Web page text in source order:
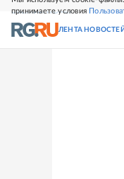
принимаете условия
СВЕЖИЙ НОМЕР
ЛЕНТА НОВОСТЕЙ